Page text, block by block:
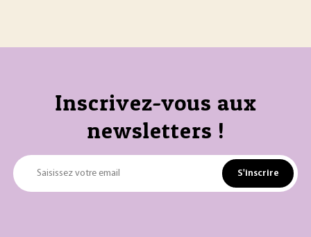
Inscrivez-vous aux
newsletters !
Saisissez votre email S'inscrire